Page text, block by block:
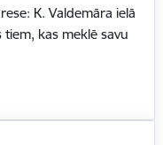
K. Valdemāra ielā
kas meklē savu